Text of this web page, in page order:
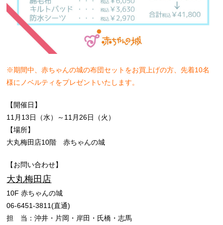
※期間中、赤ちゃんの城の布団セットをお買上げの方、先着10名
様にノベルティをプレゼントいたします。
【開催日】
11月13日（水）～11月26日（火）
【場所】
大丸梅田店10階 赤ちゃんの城
【お問い合わせ】
大丸梅田店
10F 赤ちゃんの城
06-6451-3811(直通)
担 当：沖井・片岡・岸田・氏橋・志馬